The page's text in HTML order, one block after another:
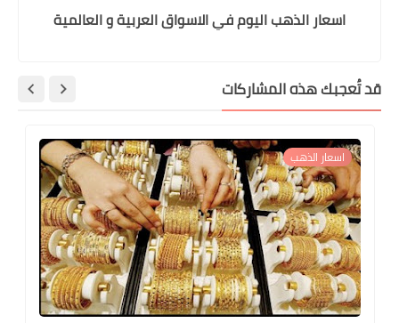
اسعار الذهب اليوم في الاسواق العربية و العالمية
قد تُعجبك هذه المشاركات
اسعار الذهب